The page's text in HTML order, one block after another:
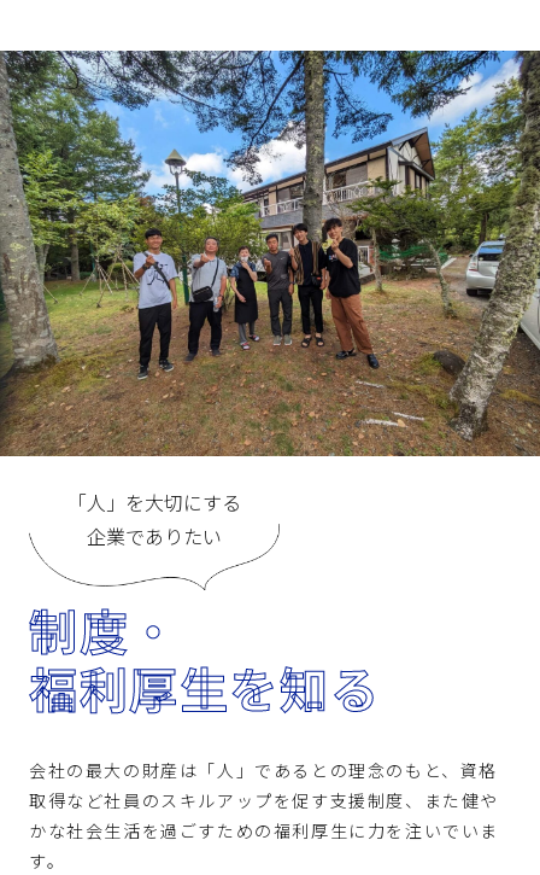
「人」を大切にする
企業でありたい
制度・
福利厚生を知る
会社の最大の財産は「人」であるとの理念のもと、資格
取得など社員のスキルアップを促す支援制度、また健や
かな社会生活を過ごすための福利厚生に力を注いでいま
す。